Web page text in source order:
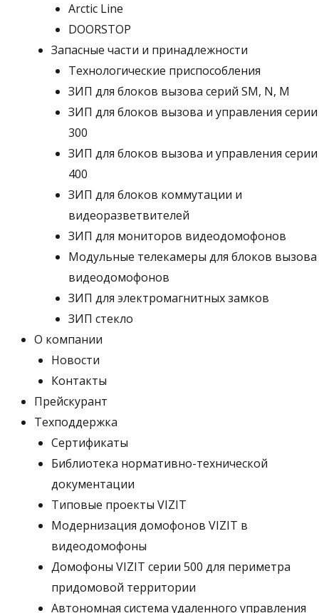
Arctic Line
DOORSTOP
Запасные части и принадлежности
Технологические приспособления
ЗИП для блоков вызова серий SM, N, M
ЗИП для блоков вызова и управления серии
300
ЗИП для блоков вызова и управления серии
400
ЗИП для блоков коммутации и
видеоразветвителей
ЗИП для мониторов видеодомофонов
Модульные телекамеры для блоков вызова
видеодомофонов
ЗИП для электромагнитных замков
ЗИП стекло
О компании
Новости
Контакты
Прейскурант
Техподдержка
Сертификаты
Библиотека нормативно-технической
документации
Типовые проекты VIZIT
Модернизация домофонов VIZIT в
видеодомофоны
Домофоны VIZIT серии 500 для периметра
придомовой территории
Автономная система удаленного управления